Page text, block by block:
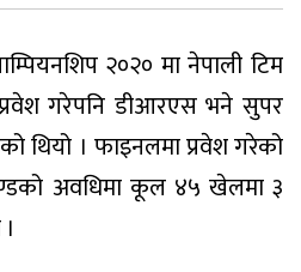
२०२० मा नेपाली टिम
गरेपनि डीआरएस भने सुपर
थियो । फाइनलमा प्रवेश गरेको
अवधिमा कूल ४५ खेलमा ३